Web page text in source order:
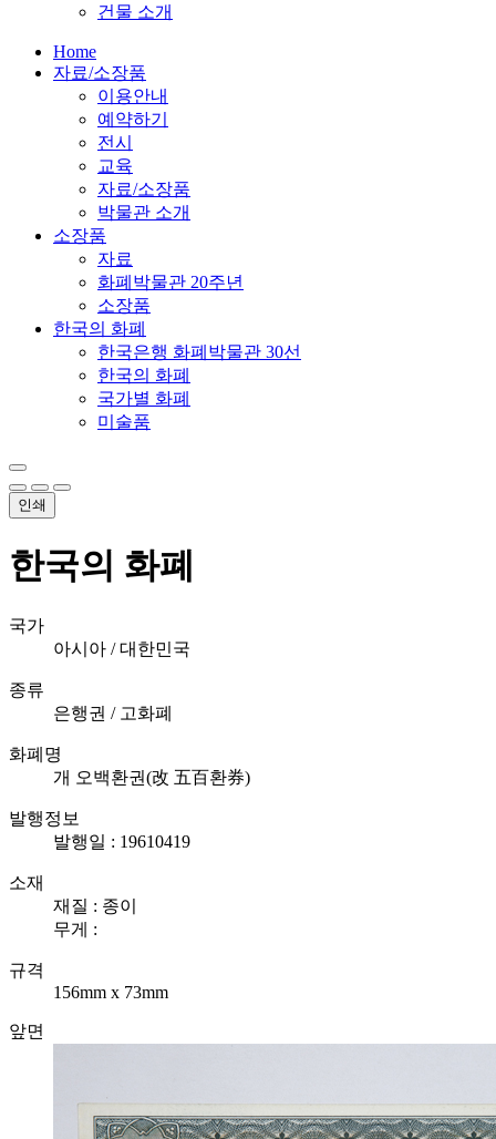
건물 소개
Home
자료/소장품
이용안내
예약하기
전시
교육
자료/소장품
박물관 소개
소장품
자료
화폐박물관 20주년
소장품
한국의 화폐
한국은행 화폐박물관 30선
한국의 화폐
국가별 화폐
미술품
인쇄
한국의 화폐
국가
아시아 / 대한민국
종류
은행권 / 고화폐
화폐명
개 오백환권(改 五百환券)
발행정보
발행일 : 19610419
소재
재질 : 종이
무게 :
규격
156mm x 73mm
앞면